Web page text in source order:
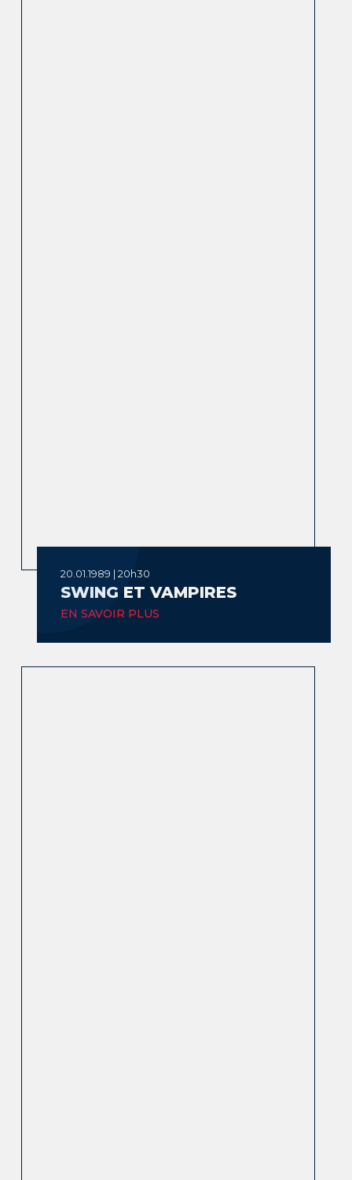
20.01.1989 | 20h30
SWING ET VAMPIRES
EN SAVOIR PLUS